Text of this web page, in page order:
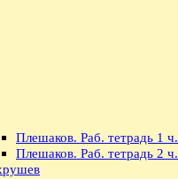
Плешаков. Раб. тетрадь 1 ч.
Плешаков. Раб. тетрадь 2 ч.